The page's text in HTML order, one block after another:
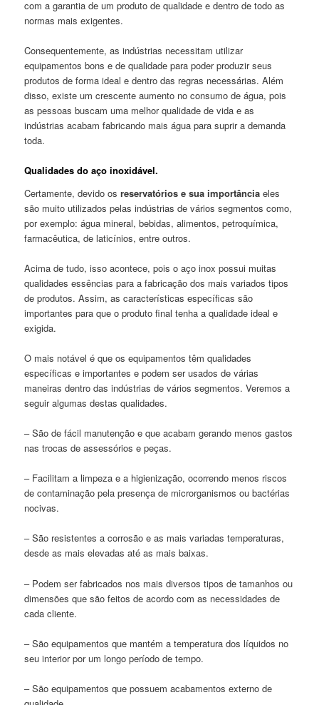
com a garantia de um produto de qualidade e dentro de todo as
normas mais exigentes.
Consequentemente, as indústrias necessitam utilizar
equipamentos bons e de qualidade para poder produzir seus
produtos de forma ideal e dentro das regras necessárias. Além
disso, existe um crescente aumento no consumo de água, pois
as pessoas buscam uma melhor qualidade de vida e as
indústrias acabam fabricando mais água para suprir a demanda
toda.
Qualidades do aço inoxidável.
Certamente, devido osreservatórios e sua importância eles
são muito utilizados pelas indústrias de vários segmentos como,
por exemplo: água mineral, bebidas, alimentos, petroquímica,
farmacêutica, de laticínios, entre outros.
Acima de tudo, isso acontece, pois o aço inox possui muitas
qualidades essências para a fabricação dos mais variados tipos
de produtos. Assim, as características específicas são
importantes para que o produto final tenha a qualidade ideal e
exigida.
O mais notável é que os equipamentos têm qualidades
específicas e importantes e podem ser usados de várias
maneiras dentro das indústrias de vários segmentos. Veremos a
seguir algumas destas qualidades.
– São de fácil manutenção e que acabam gerando menos gastos
nas trocas de assessórios e peças.
– Facilitam a limpeza e a higienização, ocorrendo menos riscos
de contaminação pela presença de microrganismos ou bactérias
nocivas.
– São resistentes a corrosão e as mais variadas temperaturas,
desde as mais elevadas até as mais baixas.
– Podem ser fabricados nos mais diversos tipos de tamanhos ou
dimensões que são feitos de acordo com as necessidades de
cada cliente.
– São equipamentos que mantém a temperatura dos líquidos no
seu interior por um longo período de tempo.
– São equipamentos que possuem acabamentos externo de